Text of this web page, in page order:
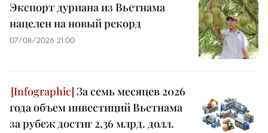
Экспорт дуриана из Вьетнама
нацелен на новый рекорд
07/08/2026 21:00
За семь месяцев 2026
года объем инвестиций Вьетнама
за рубеж достиг 2,36 млрд. долл.